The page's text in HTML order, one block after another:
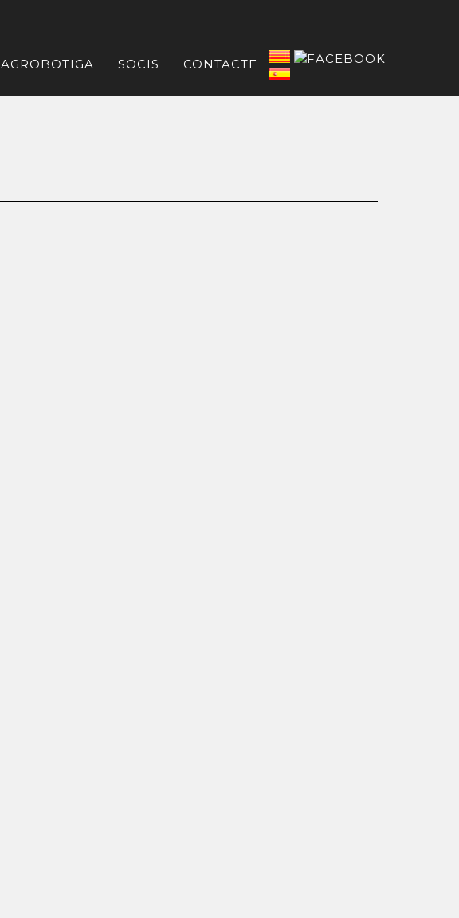
AGROBOTIGA SOCIS CONTACTE